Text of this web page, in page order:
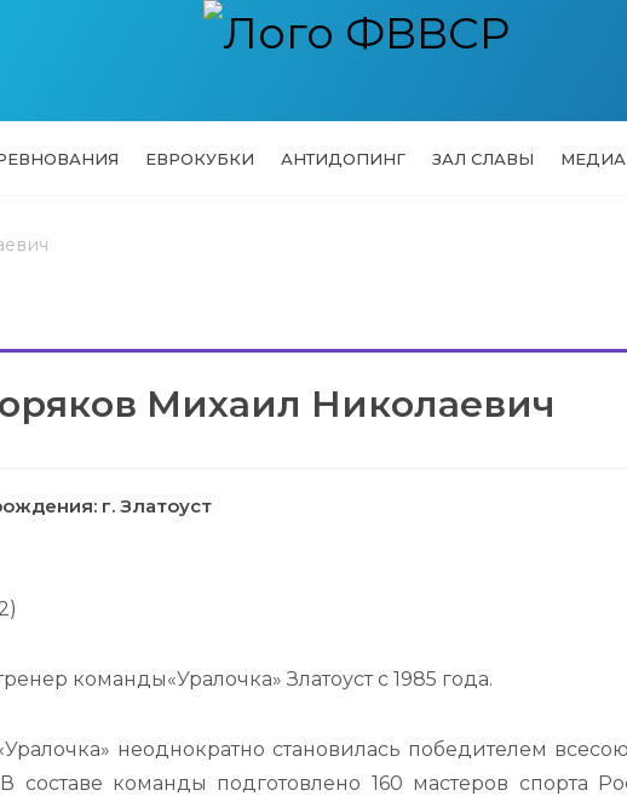
ЕВРОКУБКИ АНТИДОПИНГ ЗАЛ СЛАВЫ МЕДИА
Михаил Николаевич
г. Златоуст
команды«Уралочка» Златоуст с 1985 года.
неоднократно становилась победителем
составе команды подготовлено 160 мастеров спорта